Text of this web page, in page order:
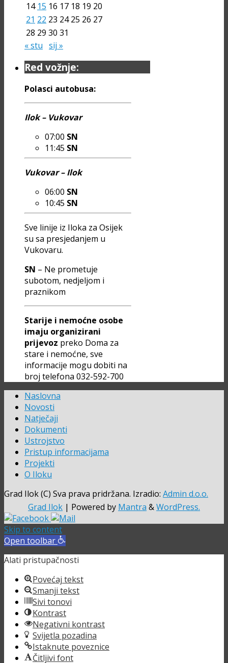
14 15 16 17 18 19 20
21 22 23 24 25 26 27
28 29 30 31
« stu sij »
Red vožnje:
Polasci autobusa:
Ilok – Vukovar
07:00 SN
11:45 SN
Vukovar – Ilok
06:00 SN
10:45 SN
Sve linije iz Iloka za Osijek
su sa presjedanjem u
Vukovaru.
SN – Ne prometuje
subotom, nedjeljom i
praznikom
Starije i nemoćne osobe
imaju organizirani
prijevoz preko Doma za
stare i nemoćne, sve
informacije mogu dobiti na
broj telefona 032-592-700
Naslovna
Novosti
Natječaji
Dokumenti
Ustrojstvo
Pristup informacijama
Projekti
O Iloku
Grad Ilok (C) Sva prava pridržana. Izradio: Admin d.o.o.
Grad Ilok | Powered by Mantra &WordPress.
Skip to content
Open toolbar
Alati pristupačnosti
Povećaj tekst
Smanji tekst
Sivi tonovi
Kontrast
Negativni kontrast
Svijetla pozadina
Istaknute poveznice
Čitljivi font